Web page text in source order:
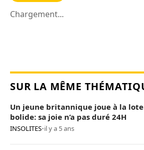
Chargement...
SUR LA MÊME
Un jeune britannique joue à la
bolide: sa joie n’a pas duré 24H
INSOLITES•il y a 5 ans